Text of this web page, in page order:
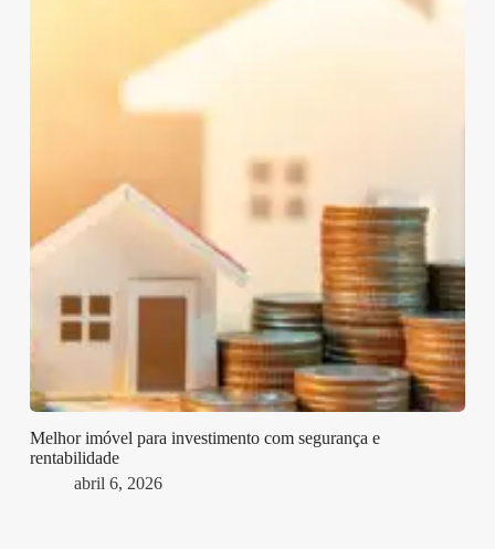
Melhor imóvel para investimento com segurança e
rentabilidade
abril 6, 2026